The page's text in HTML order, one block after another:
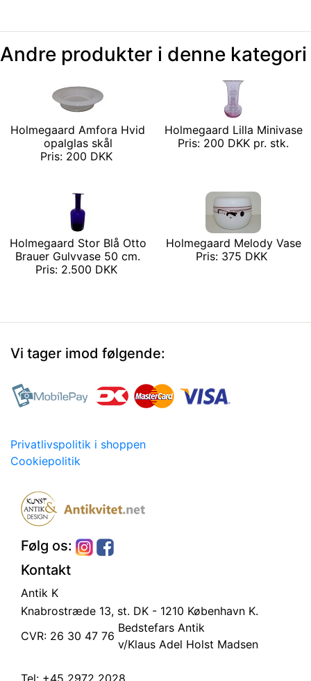
Andre produkter i denne kategori
Holmegaard Amfora Hvid
opalglas skål
Pris: 200 DKK
Holmegaard Lilla Minivase
Pris: 200 DKK pr. stk.
Holmegaard Stor Blå Otto
Brauer Gulvvase 50 cm.
Pris: 2.500 DKK
Holmegaard Melody Vase
Pris: 375 DKK
Vi tager imod følgende:
Privatlivspolitik i shoppen
Cookiepolitik
Følg os:
Kontakt
Antik K
Knabrostræde 13, st. DK - 1210 København K.
CVR: 26 30 47 76
Bedstefars Antik
v/Klaus Adel Holst Madsen